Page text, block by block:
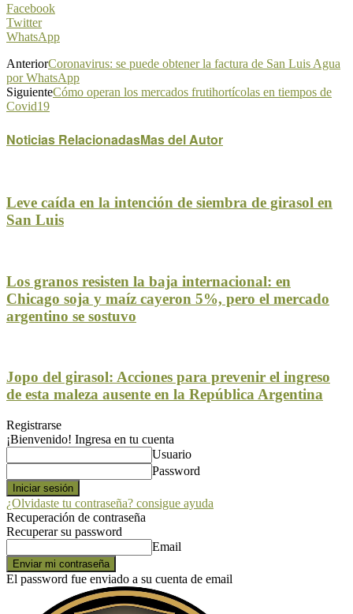
Facebook
Twitter
WhatsApp
AnteriorCoronavirus: se puede obtener la factura de San Luis Agua
por WhatsApp
SiguienteCómo operan los mercados frutihortícolas en tiempos de
Covid19
Noticias RelacionadasMas del Autor
Leve caída en la intención de siembra de girasol en
San Luis
Los granos resisten la baja internacional: en
Chicago soja y maíz cayeron 5%, pero el mercado
argentino se sostuvo
Jopo del girasol: Acciones para prevenir el ingreso
de esta maleza ausente en la República Argentina
Registrarse
¡Bienvenido! Ingresa en tu cuenta
Usuario
Password
¿Olvidaste tu contraseña? consigue ayuda
Recuperación de contraseña
Recuperar su password
Email
El password fue enviado a su cuenta de email